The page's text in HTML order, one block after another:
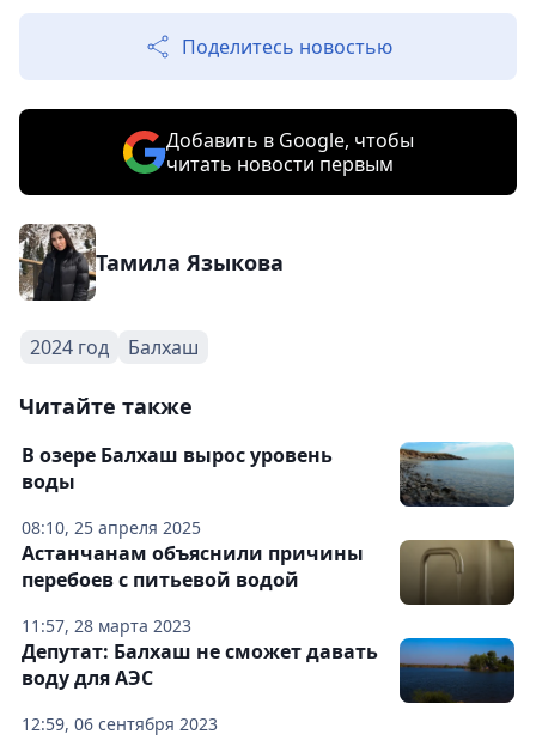
Поделитесь новостью
Добавить в Google, чтобы
читать новости первым
Тамила Языкова
2024 год Балхаш
Читайте также
08:10, 25 апреля 2025
В озере Балхаш вырос уровень
воды
11:57, 28 марта 2023
Астанчанам объяснили причины
перебоев с питьевой водой
12:59, 06 сентября 2023
Депутат: Балхаш не сможет давать
воду для АЭС